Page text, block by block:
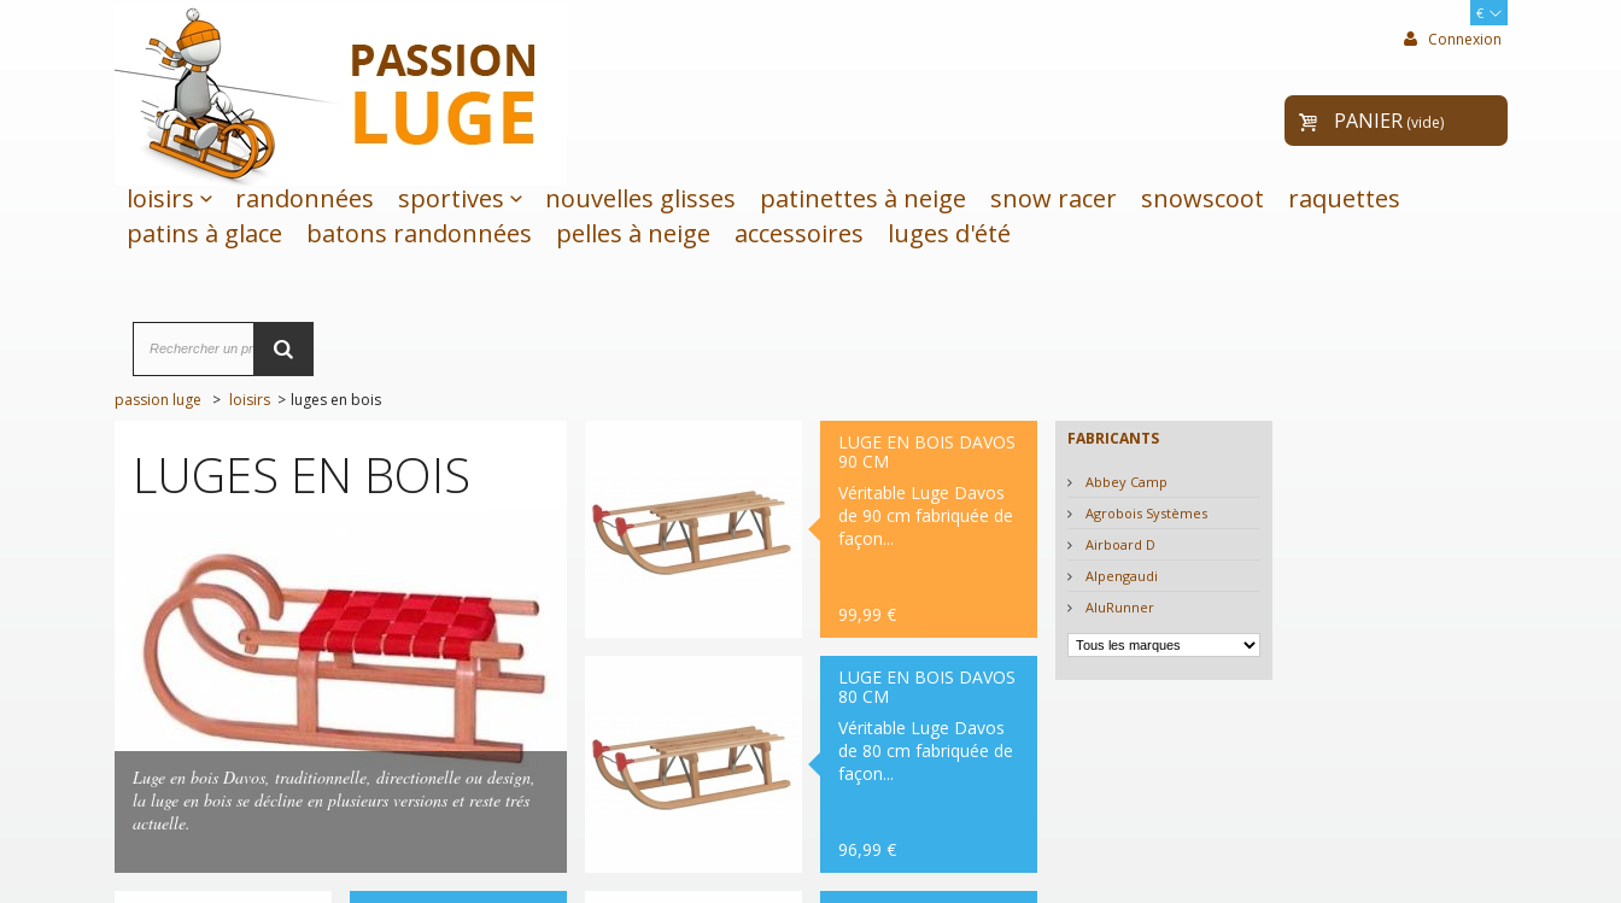
€
Connexion
PANIER (vide)
loisirs randonnées sportives nouvelles glisses patinettes à neige snow racer snowscoot
raquettes
patins à glace
batons randonnées pelles à neige accessoires luges d'été
passion luge > loisirs > luges en bois
LUGES EN BOIS
Luge en bois Davos, traditionnelle, directionelle ou design,
la luge en bois se décline en plusieurs versions et reste trés
actuelle.
Tri
LUGE EN BOIS DAVOS
90 CM
Véritable Luge Davos
de 90 cm fabriquée de
façon...
99,99 €RUPTURE
DE
STOCK
LUGE EN BOIS DAVOS
80 CM
Véritable Luge Davos
de 80 cm fabriquée de
façon...
96,99 €RUPTURE
DE
STOCK
FABRICANTS
Abbey Camp
Agrobois Systèmes
Airboard D
Alpengaudi
AluRunner